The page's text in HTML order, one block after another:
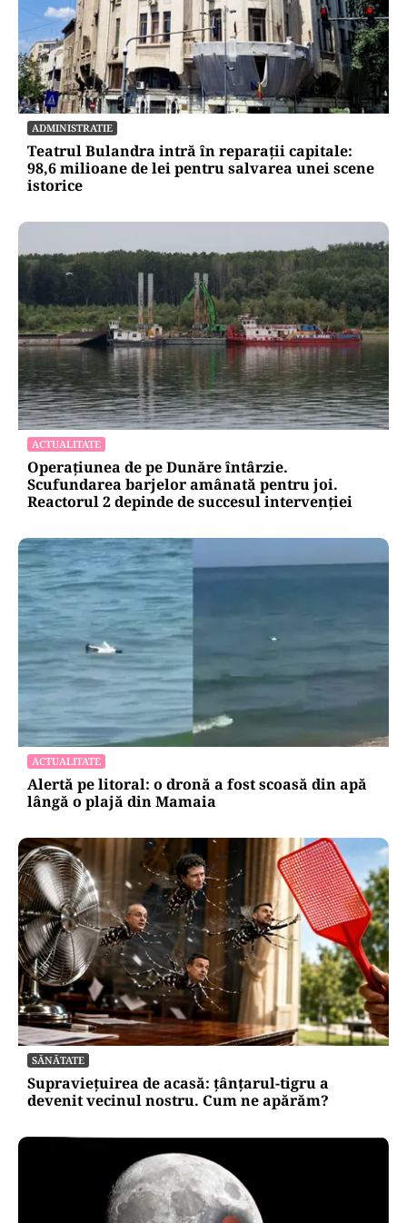
ADMINISTRATIE
Teatrul Bulandra intră în reparații capitale:
98,6 milioane de lei pentru salvarea unei scene
istorice
ACTUALITATE
Operațiunea de pe Dunăre întârzie.
Scufundarea barjelor amânată pentru joi.
Reactorul 2 depinde de succesul intervenției
ACTUALITATE
Alertă pe litoral: o dronă a fost scoasă din apă
lângă o plajă din Mamaia
SĂNĂTATE
Supraviețuirea de acasă: țânțarul-tigru a
devenit vecinul nostru. Cum ne apărăm?